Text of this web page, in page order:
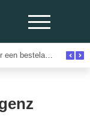
Bereken nu uw premie voor een bestelautoverzekering en bespaar direct